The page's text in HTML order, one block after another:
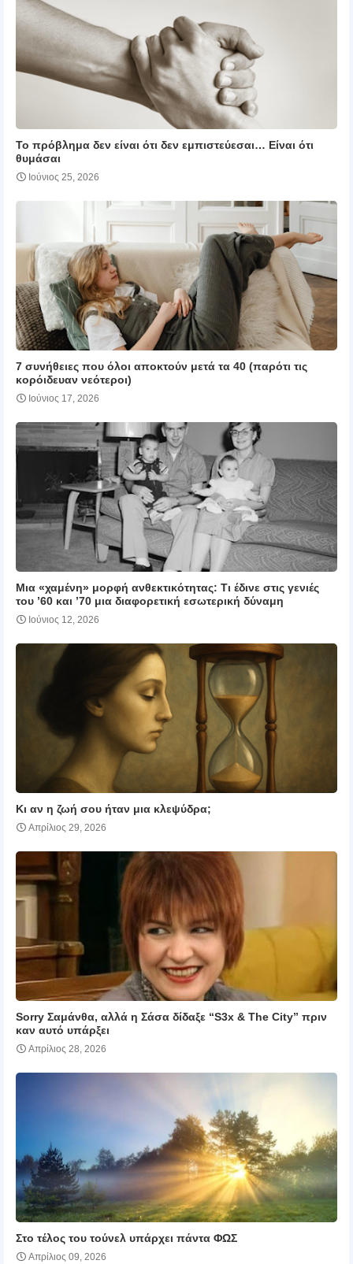
Το πρόβλημα δεν είναι ότι δεν εμπιστεύεσαι… Είναι ότι
θυμάσαι
Ιούνιος 25, 2026
7 συνήθειες που όλοι αποκτούν μετά τα 40 (παρότι τις
κορόιδευαν νεότεροι)
Ιούνιος 17, 2026
Μια «χαμένη» μορφή ανθεκτικότητας: Τι έδινε στις γενιές
του ’60 και ’70 μια διαφορετική εσωτερική δύναμη
Ιούνιος 12, 2026
Κι αν η ζωή σου ήταν μια κλεψύδρα;
Απρίλιος 29, 2026
Sorry Σαμάνθα, αλλά η Σάσα δίδαξε “S3x & The City” πριν
καν αυτό υπάρξει
Απρίλιος 28, 2026
Στο τέλος του τούνελ υπάρχει πάντα ΦΩΣ
Απρίλιος 09, 2026